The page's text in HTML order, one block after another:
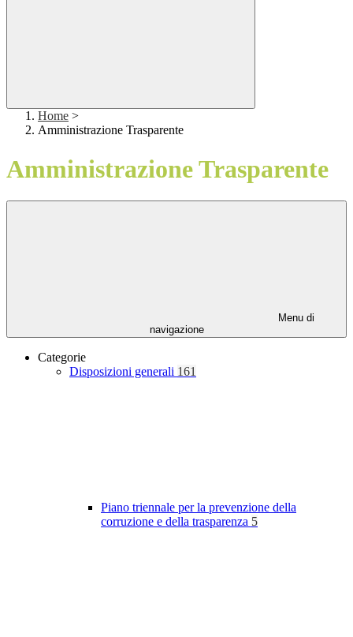
Home >
Amministrazione Trasparente
Amministrazione Trasparente
Menu di
navigazione
Categorie
Disposizioni generali 161
Piano triennale per la prevenzione della
corruzione e della trasparenza 5